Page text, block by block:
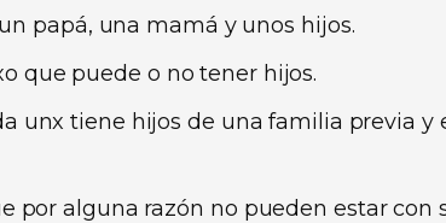
papá, una mamá y unos hijos.
que puede o no tener hijos.
unx tiene hijos de una familia previa y
por alguna razón no pueden estar con